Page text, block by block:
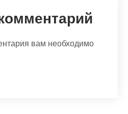
вам необходимо